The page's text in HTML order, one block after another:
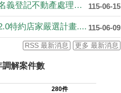
115-06-15
「宗教團體以自然人名義登記不動產處理暫行....
115-06-09
特約店家嚴選計畫....
RSS 最新消息 更多 最新消息
調解案件數
280件